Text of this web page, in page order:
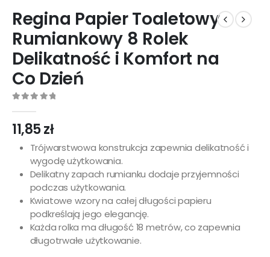
Regina Papier Toaletowy
Rumiankowy 8 Rolek
Delikatność i Komfort na
Co Dzień
11,85zł
Trójwarstwowa konstrukcja zapewnia delikatność i
wygodę użytkowania.
Delikatny zapach rumianku dodaje przyjemności
podczas użytkowania.
Kwiatowe wzory na całej długości papieru
podkreślają jego elegancję.
Każda rolka ma długość 18 metrów, co zapewnia
długotrwałe użytkowanie.